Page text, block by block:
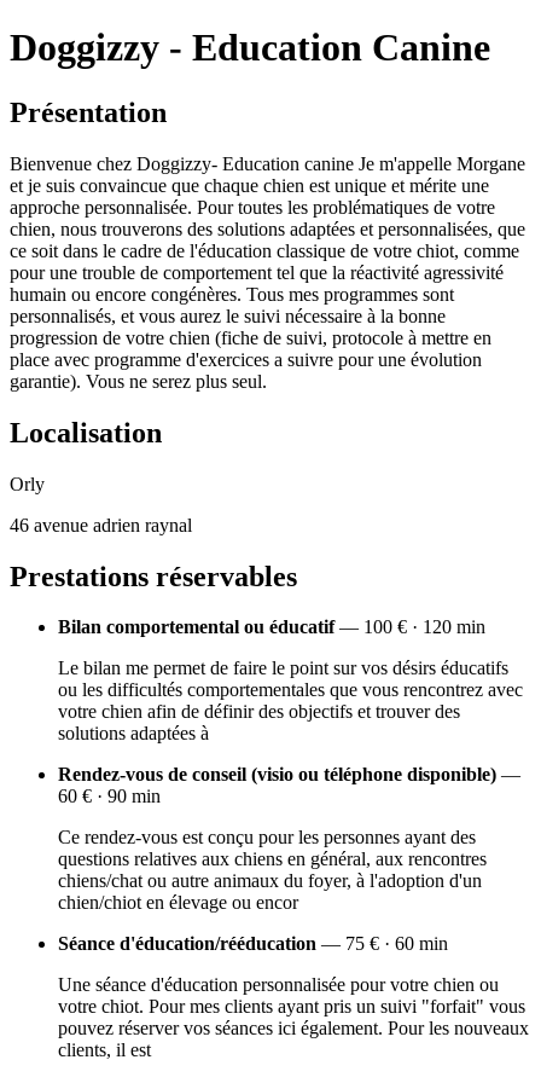
Doggizzy - Education Canine
Présentation
Bienvenue chez Doggizzy- Education canine Je m'appelle Morgane
et je suis convaincue que chaque chien est unique et mérite une
approche personnalisée. Pour toutes les problématiques de votre
chien, nous trouverons des solutions adaptées et personnalisées, que
ce soit dans le cadre de l'éducation classique de votre chiot, comme
pour une trouble de comportement tel que la réactivité agressivité
humain ou encore congénères. Tous mes programmes sont
personnalisés, et vous aurez le suivi nécessaire à la bonne
progression de votre chien (fiche de suivi, protocole à mettre en
place avec programme d'exercices a suivre pour une évolution
garantie). Vous ne serez plus seul.
Localisation
Orly
46 avenue adrien raynal
Prestations réservables
Bilan comportemental ou éducatif— 100 € · 120 min
Le bilan me permet de faire le point sur vos désirs éducatifs
ou les difficultés comportementales que vous rencontrez avec
votre chien afin de définir des objectifs et trouver des
solutions adaptées à
Rendez-vous de conseil (visio ou téléphone disponible) —
60 € · 90 min
Ce rendez-vous est conçu pour les personnes ayant des
questions relatives aux chiens en général, aux rencontres
chiens/chat ou autre animaux du foyer, à l'adoption d'un
chien/chiot en élevage ou encor
Séance d'éducation/rééducation — 75 € · 60 min
Une séance d'éducation personnalisée pour votre chien ou
votre chiot. Pour mes clients ayant pris un suivi "forfait" vous
pouvez réserver vos séances ici également. Pour les nouveaux
clients, il est